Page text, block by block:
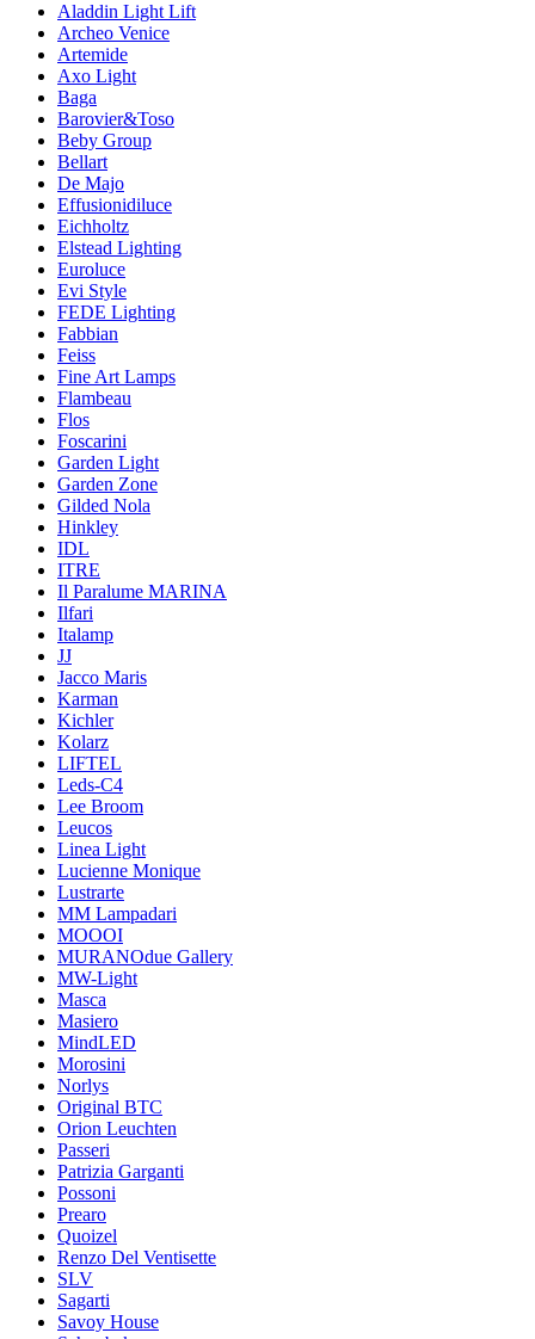
Aladdin Light Lift
Archeo Venice
Artemide
Axo Light
Baga
Barovier&Toso
Beby Group
Bellart
De Majo
Effusionidiluce
Eichholtz
Elstead Lighting
Euroluce
Evi Style
FEDE Lighting
Fabbian
Feiss
Fine Art Lamps
Flambeau
Flos
Foscarini
Garden Light
Garden Zone
Gilded Nola
Hinkley
IDL
ITRE
Il Paralume MARINA
Ilfari
Italamp
JJ
Jacco Maris
Karman
Kichler
Kolarz
LIFTEL
Leds-C4
Lee Broom
Leucos
Linea Light
Lucienne Monique
Lustrarte
MM Lampadari
MOOOI
MURANOdue Gallery
MW-Light
Masca
Masiero
MindLED
Morosini
Norlys
Original BTC
Orion Leuchten
Passeri
Patrizia Garganti
Possoni
Prearo
Quoizel
Renzo Del Ventisette
SLV
Sagarti
Savoy House